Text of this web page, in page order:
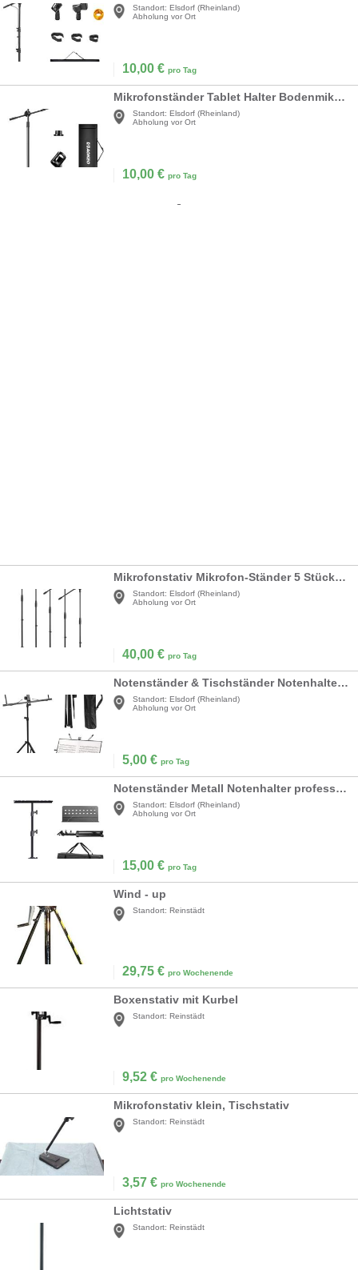
Standort: Elsdorf (Rheinland)
Abholung vor Ort
10,00 € pro Tag
Mikrofonständer Tablet Halter Bodenmikrofonständer verstellbar Stativ Tragetasche Tablet-Halterung
Standort: Elsdorf (Rheinland)
Abholung vor Ort
10,00 € pro Tag
Mikrofonstativ Mikrofon-Ständer 5 Stück mit Galgen und Mikrofonklemme für Musikbands
Standort: Elsdorf (Rheinland)
Abholung vor Ort
40,00 € pro Tag
Notenständer & Tischständer Notenhalter faltbar 2 in 1 höhenverstellbar wasserdichte Tragetasche
Standort: Elsdorf (Rheinland)
Abholung vor Ort
5,00 € pro Tag
Notenständer Metall Notenhalter professionell tragbar aus perforiertem Metall Tragetasche
Standort: Elsdorf (Rheinland)
Abholung vor Ort
15,00 € pro Tag
Wind - up
Standort: Reinstädt
29,75 € pro Wochenende
Boxenstativ mit Kurbel
Standort: Reinstädt
9,52 € pro Wochenende
Mikrofonstativ klein, Tischstativ
Standort: Reinstädt
3,57 € pro Wochenende
Lichtstativ
Standort: Reinstädt